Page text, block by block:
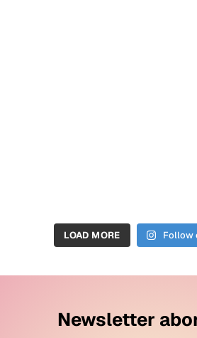
LOAD MORE Follow
Newsletter